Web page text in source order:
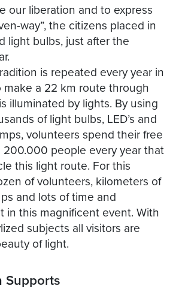
our liberation and to express
way”, the citizens placed in
light bulbs, just after the
is repeated every year in
make a 22 km route through
illuminated by lights. By using
of light bulbs, LED’s and
volunteers spend their free
people every year that
this light route. For this
of volunteers, kilometers of
and lots of time and
in this magnificent event. With
subjects all visitors are
of light.
Supports